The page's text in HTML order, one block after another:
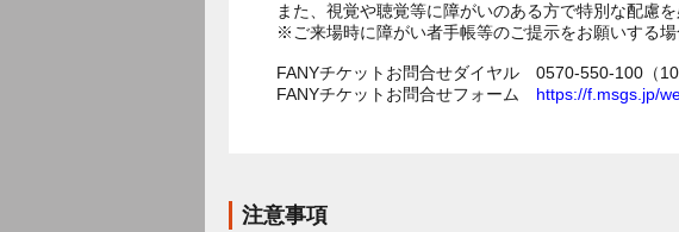
また、視覚や聴覚等に障がいのある方で特別な配慮
※ご来場時に障がい者手帳等のご提示をお願いする場
FANYチケットお問合せダイヤル 0570-550-100（10
FANYチケットお問合せフォーム https://f.msgs.jp/
注意事項